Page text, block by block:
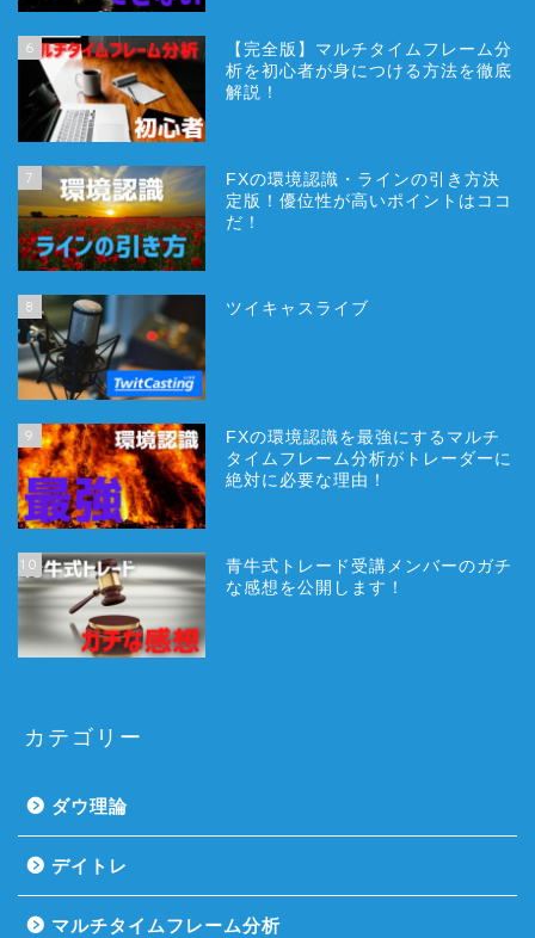
6
【完全版】マルチタイムフレーム分
析を初心者が身につける方法を徹底
解説！
7
FXの環境認識・ラインの引き方決
定版！優位性が高いポイントはココ
だ！
8 ツイキャスライブ
9
FXの環境認識を最強にするマルチ
タイムフレーム分析がトレーダーに
絶対に必要な理由！
10
青牛式トレード受講メンバーのガチ
な感想を公開します！
カテゴリー
ダウ理論
デイトレ
マルチタイムフレーム分析